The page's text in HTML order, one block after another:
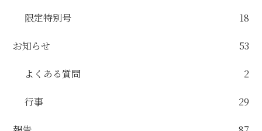
限定特別号 18
お知らせ 53
よくある質問 2
行事 29